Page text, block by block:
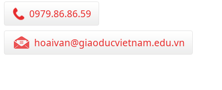
0979.86.86.59
hoaivan@giaoducvietnam.edu.vn